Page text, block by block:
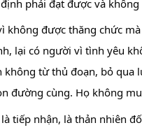
phải đạt được và
không được thăng chức
lại có người vì tình yêu
không từ thủ đoạn, bỏ
đường cùng. Họ không
là tiếp nhận, là thản nhiên